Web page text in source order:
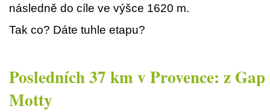
následně do cíle ve výšce 1620 m.
Tak co? Dáte tuhle etapu?
Posledních 37 km v Provence: z
Motty